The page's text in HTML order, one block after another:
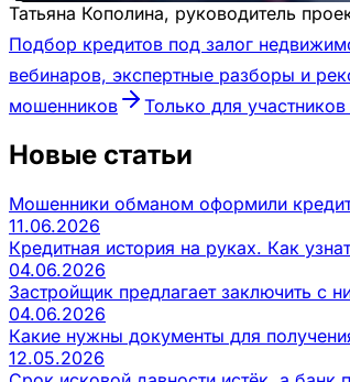
Татьяна Кополина, руководитель
Подбор кредитов под залог
вебинаров, экспертные разборы и
мошенников
Только для
Новые статьи
Мошенники обманом оформили кредит
11.06.2026
Кредитная история на руках. Как
04.06.2026
Застройщик предлагает заключить с
04.06.2026
Какие нужны документы для
12.05.2026